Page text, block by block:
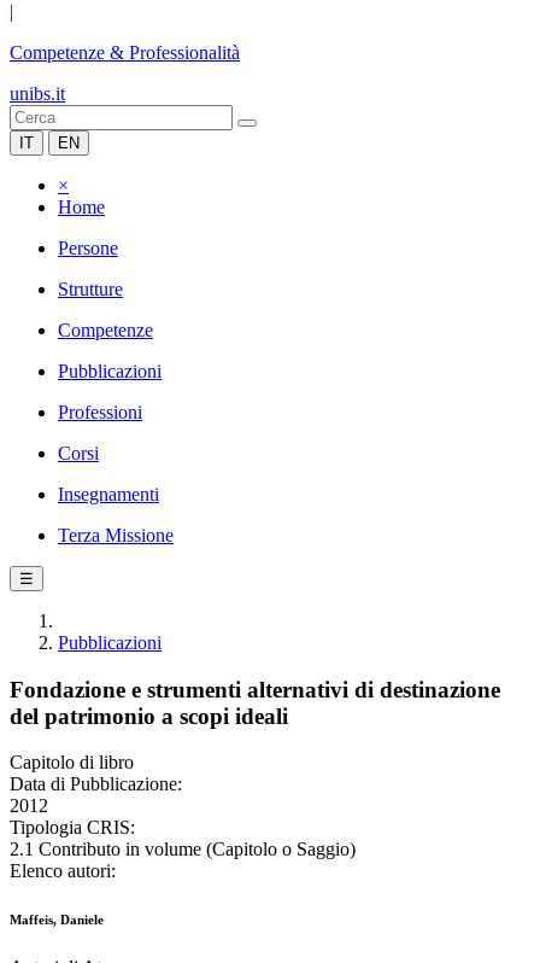
|
Competenze & Professionalità
unibs.it
IT EN
×
Home
Persone
Strutture
Competenze
Pubblicazioni
Professioni
Corsi
Insegnamenti
Terza Missione
☰
Pubblicazioni
Fondazione e strumenti alternativi di destinazione
del patrimonio a scopi ideali
Capitolo di libro
Data di Pubblicazione:
2012
Tipologia CRIS:
2.1 Contributo in volume (Capitolo o Saggio)
Elenco autori:
Maffeis, Daniele